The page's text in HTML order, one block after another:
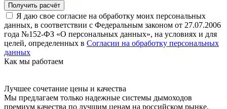
Я даю свое согласие на обработку моих персональных
данных, в соответствии с Федеральным законом от 27.07.2006
года №152-ФЗ «О персональных данных», на условиях и для
целей, определенных в Согласии на обработку персональных
данных
Как мы работаем
Лучшее сочетание цены и качества
Мы предлагаем только надежные системы дымоходов
премиум качества по лучшим ценам на российском рынке.